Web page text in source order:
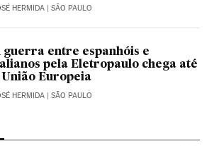
HERMIDA | SÃO PAULO
guerra entre espanhóis e
pela Eletropaulo chega até
União Europeia
HERMIDA | SÃO PAULO